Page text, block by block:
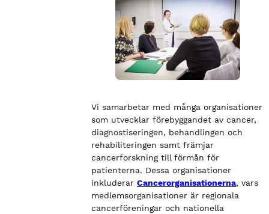
Vi samarbetar med många organisationer
som utvecklar förebyggandet av cancer,
diagnostiseringen, behandlingen och
rehabiliteringen samt främjar
cancerforskning till förmån för
patienterna. Dessa organisationer
inkluderarCancerorganisationerna, vars
medlemsorganisationer är regionala
cancerföreningar och nationella